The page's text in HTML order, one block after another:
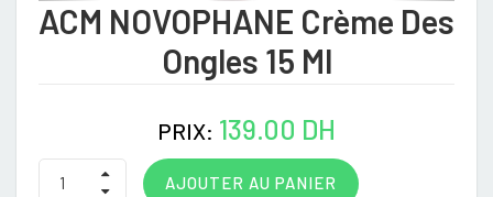
ACM NOVOPHANE Crème Des
Ongles 15 Ml
PRIX: 139.00 DH
AJOUTER AU PANIER